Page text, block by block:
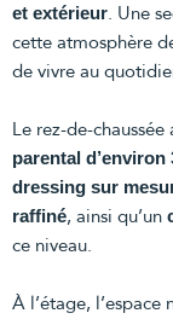
et extérieur. Une
cette atmosphère
de vivre au
Le rez-de-
parental d’environ
dressing sur
raffiné, ainsi qu’un
ce niveau.
À l’étage,